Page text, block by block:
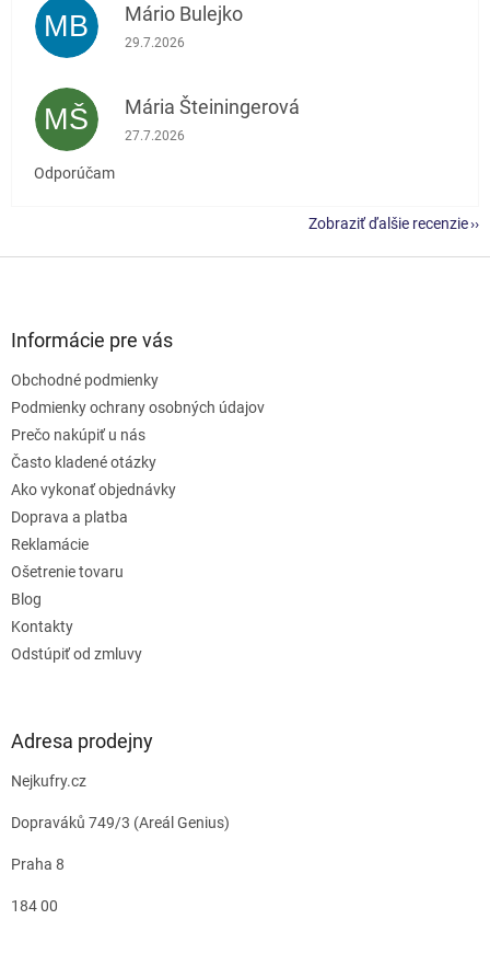
MB Mário Bulejko
Hodnotenie obchodu je 5 z 5 hviezdičiek.
29.7.2026
MŠ Mária Šteiningerová
Hodnotenie obchodu je 5 z 5 hviezdičiek.
27.7.2026
Odporúčam
Zobraziť ďalšie recenzie
Informácie pre vás
Obchodné podmienky
Podmienky ochrany osobných údajov
Prečo nakúpiť u nás
Často kladené otázky
Ako vykonať objednávky
Doprava a platba
Reklamácie
Ošetrenie tovaru
Blog
Kontakty
Odstúpiť od zmluvy
Adresa prodejny
Nejkufry.cz
Dopraváků 749/3 (Areál Genius)
Praha 8
184 00